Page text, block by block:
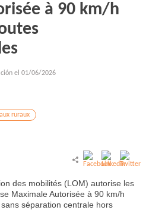
à 90 km/h
el 01/06/2026
ruraux
des mobilités (LOM) autorise les
Maximale Autorisée à 90 km/h
séparation centrale hors